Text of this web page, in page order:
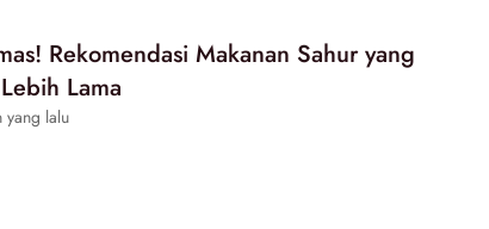
Rekomendasi Makanan Sahur yang
Lama
yang lalu